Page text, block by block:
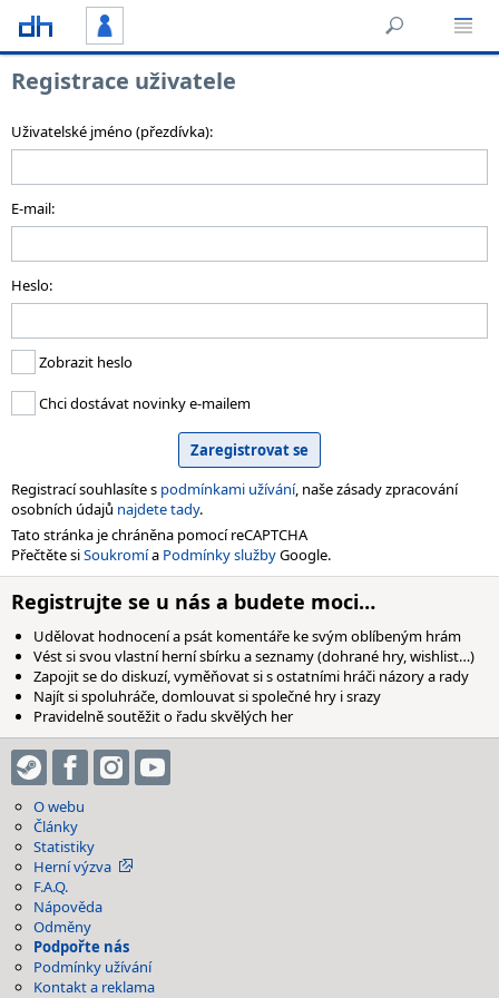
Registrace uživatele
Uživatelské jméno (přezdívka):
E-mail:
Heslo:
Zobrazit heslo
Chci dostávat novinky e-mailem
Registrací souhlasíte s podmínkami užívání, naše zásady zpracování
osobních údajů najdete tady.
Tato stránka je chráněna pomocí reCAPTCHA
Přečtěte siSoukromía Podmínky službyGoogle.
Registrujte se u nás a budete moci…
Udělovat hodnocení a psát komentáře ke svým oblíbeným hrám
Vést si svou vlastní herní sbírku a seznamy (dohrané hry, wishlist…)
Zapojit se do diskuzí, vyměňovat si s ostatními hráči názory a rady
Najít si spoluhráče, domlouvat si společné hry i srazy
Pravidelně soutěžit o řadu skvělých her
O webu
Články
Statistiky
Herní výzva
F.A.Q.
Nápověda
Odměny
Podpořte nás
Podmínky užívání
Kontakt a reklama